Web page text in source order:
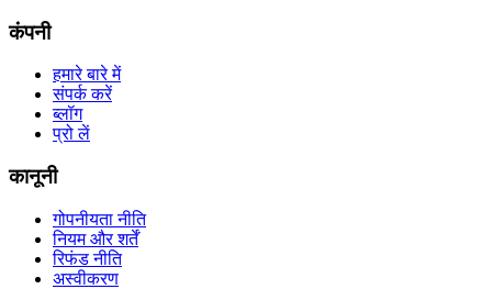
कंपनी
हमारे बारे में
संपर्क करें
ब्लॉग
प्रो लें
कानूनी
गोपनीयता नीति
नियम और शर्तें
रिफंड नीति
अस्वीकरण